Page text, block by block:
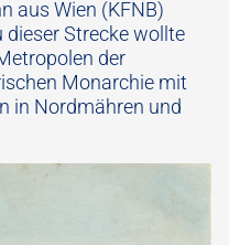
aus Wien (KFNB)
Strecke wollte
der
Monarchie mit
in Nordmähren und